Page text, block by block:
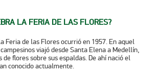
LA FERIA DE LAS FLORES?
Feria de las Flores ocurrió en 1957. En aquel
viajó desde Santa Elena a Medellín,
flores sobre sus espaldas. De ahí nació el
conocido actualmente.